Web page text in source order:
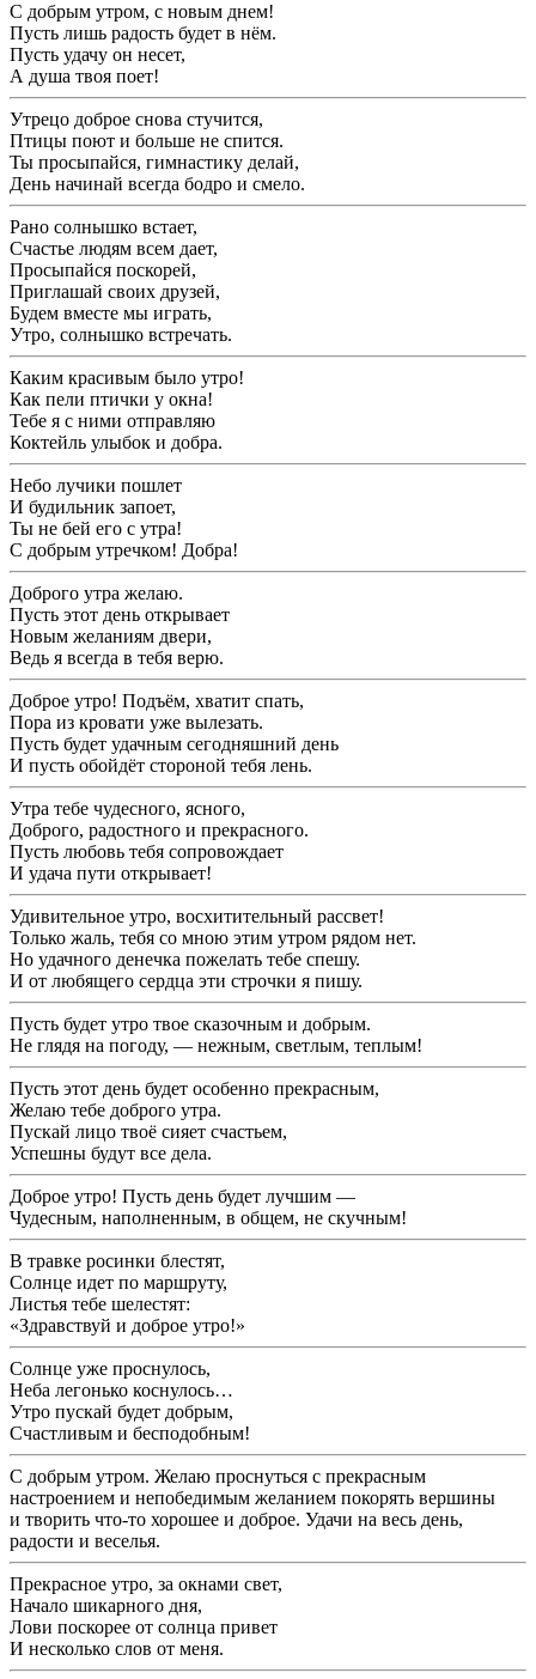
С добрым утром, с новым днем!
Пусть лишь радость будет в нём.
Пусть удачу он несет,
А душа твоя поет!
Утрецо доброе снова стучится,
Птицы поют и больше не спится.
Ты просыпайся, гимнастику делай,
День начинай всегда бодро и смело.
Рано солнышко встает,
Счастье людям всем дает,
Просыпайся поскорей,
Приглашай своих друзей,
Будем вместе мы играть,
Утро, солнышко встречать.
Каким красивым было утро!
Как пели птички у окна!
Тебе я с ними отправляю
Коктейль улыбок и добра.
Небо лучики пошлет
И будильник запоет,
Ты не бей его с утра!
С добрым утречком! Добра!
Доброго утра желаю.
Пусть этот день открывает
Новым желаниям двери,
Ведь я всегда в тебя верю.
Доброе утро! Подъём, хватит спать,
Пора из кровати уже вылезать.
Пусть будет удачным сегодняшний день
И пусть обойдёт стороной тебя лень.
Утра тебе чудесного, ясного,
Доброго, радостного и прекрасного.
Пусть любовь тебя сопровождает
И удача пути открывает!
Удивительное утро, восхитительный рассвет!
Только жаль, тебя со мною этим утром рядом нет.
Но удачного денечка пожелать тебе спешу.
И от любящего сердца эти строчки я пишу.
Пусть будет утро твое сказочным и добрым.
Не глядя на погоду, — нежным, светлым, теплым!
Пусть этот день будет особенно прекрасным,
Желаю тебе доброго утра.
Пускай лицо твоё сияет счастьем,
Успешны будут все дела.
Доброе утро! Пусть день будет лучшим —
Чудесным, наполненным, в общем, не скучным!
В травке росинки блестят,
Солнце идет по маршруту,
Листья тебе шелестят:
«Здравствуй и доброе утро!»
Солнце уже проснулось,
Неба легонько коснулось…
Утро пускай будет добрым,
Счастливым и бесподобным!
С добрым утром. Желаю проснуться с прекрасным
настроением и непобедимым желанием покорять вершины
и творить что-то хорошее и доброе. Удачи на весь день,
радости и веселья.
Прекрасное утро, за окнами свет,
Начало шикарного дня,
Лови поскорее от солнца привет
И несколько слов от меня.